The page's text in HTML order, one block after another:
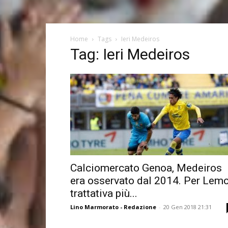
Home Tags Ieri Medeiros
Tag: Ieri Medeiros
Calciomercato Genoa, Medeiros
era osservato dal 2014. Per
trattativa più...
Lino Marmorato - Redazione - 20 Gen 2018 21:31